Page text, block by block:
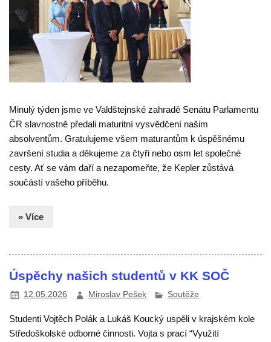
Minulý týden jsme ve Valdštejnské zahradě Senátu Parlamentu
ČR slavnostně předali maturitní vysvědčení našim
absolventům. Gratulujeme všem maturantům k úspěšnému
završení studia a děkujeme za čtyři nebo osm let společné
cesty. Ať se vám daří a nezapomeňte, že Kepler zůstává
součástí vašeho příběhu.
» Více
Úspěchy našich studentů v KK SOČ
12.05.2026 Miroslav Pešek Soutěže
Studenti Vojtěch Polák a Lukáš Koucký uspěli v krajském kole
Středoškolské odborné činnosti. Vojta s prací “Využití